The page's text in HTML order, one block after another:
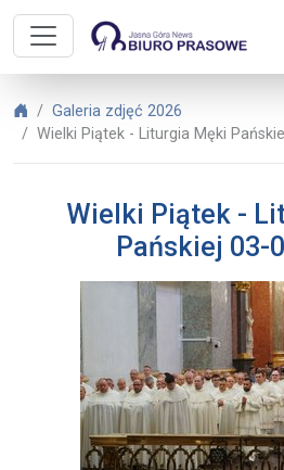
Biuro Prasowe
Biuro Prasowe Jasnej Góry
Galeria zdjęć 2026
Wielki Piątek - Liturgia Męki
Wielki Piątek -
Pańskiej 03-